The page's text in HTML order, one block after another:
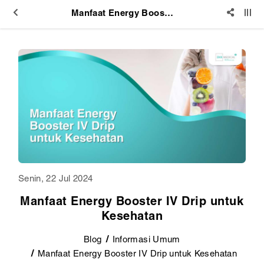
Manfaat Energy Booster IV Drip untuk Kesehatan
Senin, 22 Jul 2024
Manfaat Energy Booster IV Drip untuk
Kesehatan
Blog
Informasi Umum
Manfaat Energy Booster IV Drip untuk Kesehatan